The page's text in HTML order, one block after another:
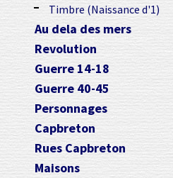
Timbre (Naissance d'1)
Au dela des mers
Revolution
Guerre 14-18
Guerre 40-45
Personnages
Capbreton
Rues Capbreton
Maisons